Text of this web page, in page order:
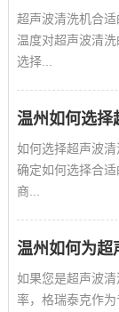
超声波清洗机合适
温度对超声波清洗
选择...
如何选择超声波
确定如何选择合
商...
如果您是超声波
率，格瑞泰克作